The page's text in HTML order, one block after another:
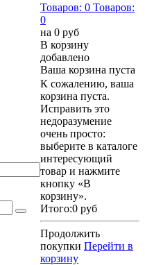
Товаров: 0 Товаров:
0
на 0 руб
В корзину
добавлено
Ваша корзина пуста
К сожалению, ваша
корзина пуста.
Исправить это
недоразумение
очень просто:
выберите в каталоге
интересующий
товар и нажмите
кнопку «В
корзину».
Итого:0 руб
Продолжить
покупки Перейти в
корзину